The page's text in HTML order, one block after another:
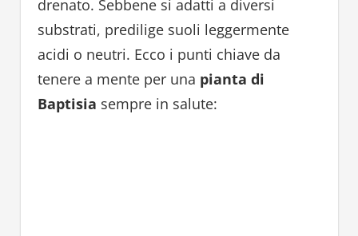
drenato. Sebbene si adatti a diversi
substrati, predilige suoli leggermente
acidi o neutri. Ecco i punti chiave da
tenere a mente per una pianta di
Baptisia sempre in salute: